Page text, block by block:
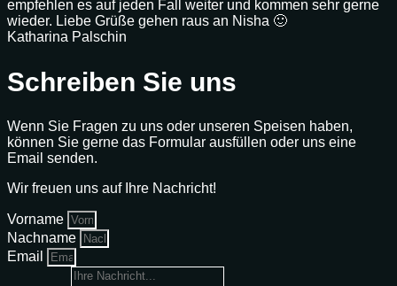
empfehlen es auf jeden Fall weiter und kommen sehr gerne
wieder. Liebe Grüße gehen raus an Nisha 🙂
Katharina Palschin
Schreiben Sie uns
Wenn Sie Fragen zu uns oder unseren Speisen haben,
können Sie gerne das Formular ausfüllen oder uns eine
Email senden.
Wir freuen uns auf Ihre Nachricht!
Vorname
Nachname
Email